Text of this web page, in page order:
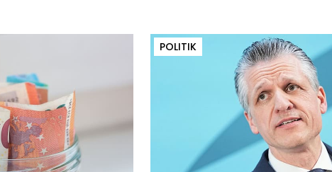
POLITIK